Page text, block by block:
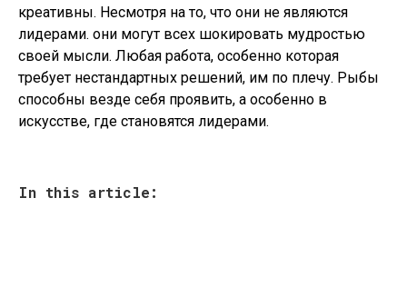
креативны. Несмотря на то, что они не являются
лидерами. они могут всех шокировать мудростью
своей мысли. Любая работа, особенно которая
требует нестандартных решений, им по плечу. Рыбы
способны везде себя проявить, а особенно в
искусстве, где становятся лидерами.
In this article: